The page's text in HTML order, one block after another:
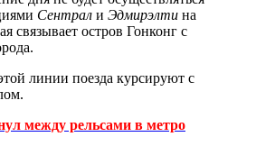
Сентрал и Эдмирэлти на
связывает остров Гонконг с
линии поезда курсируют с
между рельсами в метро